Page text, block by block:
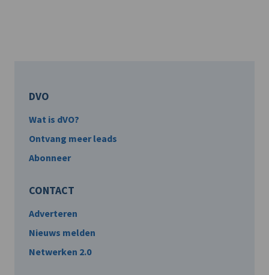
DVO
Wat is dVO?
Ontvang meer leads
Abonneer
CONTACT
Adverteren
Nieuws melden
Netwerken 2.0